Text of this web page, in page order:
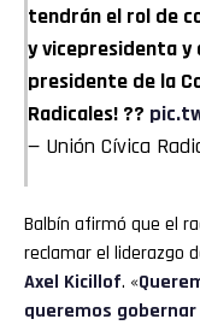
tendrán el rol de
y vicepresidenta y
presidente de la
Radicales! ??
— Unión Cívica
Balbín afirmó que el
reclamar el liderazgo
Axel Kicillof. «
queremos